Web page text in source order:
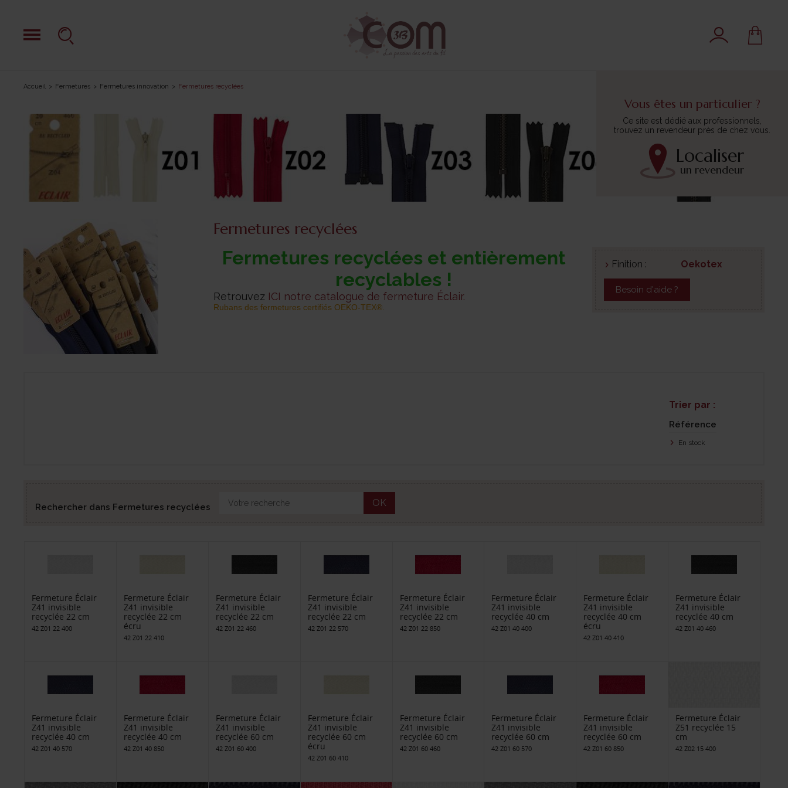
Vous êtes un particulier ?
Ce site est dédié aux professionnels,
trouvez un revendeur près de chez vous.
Localiser
un revendeur
Accueil Fermetures Fermetures innovation Fermetures recyclées
Fermetures recyclées
Fermetures recyclées et entièrement
recyclables !
Retrouvez ICI notre catalogue de fermeture Éclair.
Rubans des fermetures certifiés OEKO-TEX®.
Finition : Oekotex
Besoin d'aide ?
Trier par :
Référence
En stock
Rechercher dans Fermetures recyclées OK
Fermeture Éclair
Z41 invisible
recyclée 22 cm
42 Z01 22 400
Fermeture Éclair
Z41 invisible
recyclée 22 cm
écru
42 Z01 22 410
Fermeture Éclair
Z41 invisible
recyclée 22 cm
42 Z01 22 460
Fermeture Éclair
Z41 invisible
recyclée 22 cm
42 Z01 22 570
Fermeture Éclair
Z41 invisible
recyclée 22 cm
42 Z01 22 850
Fermeture Éclair
Z41 invisible
recyclée 40 cm
42 Z01 40 400
Fermeture Éclair
Z41 invisible
recyclée 40 cm
écru
42 Z01 40 410
Fermeture Éclair
Z41 invisible
recyclée 40 cm
42 Z01 40 460
Fermeture Éclair
Z41 invisible
recyclée 40 cm
42 Z01 40 570
Fermeture Éclair
Z41 invisible
recyclée 40 cm
42 Z01 40 850
Fermeture Éclair
Z41 invisible
recyclée 60 cm
42 Z01 60 400
Fermeture Éclair
Z41 invisible
recyclée 60 cm
écru
42 Z01 60 410
Fermeture Éclair
Z41 invisible
recyclée 60 cm
42 Z01 60 460
Fermeture Éclair
Z41 invisible
recyclée 60 cm
42 Z01 60 570
Fermeture Éclair
Z41 invisible
recyclée 60 cm
42 Z01 60 850
Fermeture Éclair
Z51 recyclée 15
cm
42 Z02 15 400